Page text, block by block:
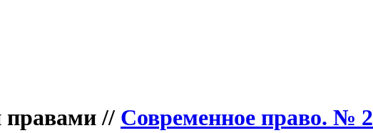
правами // Современное право. № 2